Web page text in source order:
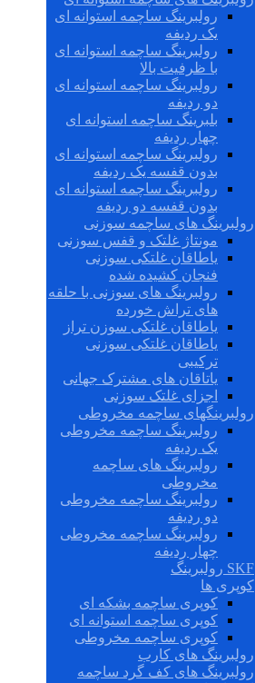
رولبرینگ ساچمه استوانه ای
یک ردیفه
رولبرینگ ساچمه استوانه ای
با ظرفیت بالا
رولبرینگ ساچمه استوانه ای
دو ردیفه
بلبرینگ ساچمه استوانه ای
چهار ردیفه
رولبرینگ ساچمه استوانه ای
بدون قفسه یک ردیفه
رولبرینگ ساچمه استوانه ای
بدون قفسه دو ردیفه
رولبرینگ های ساچمه سوزنی
مونتاژ غلتک و قفس سوزنی
یاطاقان غلتکی سوزنی
فنجان کشیده شده
رولبرینگ های سوزنی با حلقه
های تراش خورده
یاطاقان غلتکی سوزن تراز
یاطاقان غلتکی سوزنی
ترکیبی
یاتاقان های مشترک جهانی
اجزای غلتک سوزنی
رولبرینگهای ساچمه مخروطی
رولبرینگ ساچمه مخروطی
یک ردیفه
رولبرینگ های ساچمه
مخروطی
رولبرینگ ساچمه مخروطی
دو ردیفه
رولبرینگ ساچمه مخروطی
چهار ردیفه
SKF رولبرینگ
کوپری ها
کوپری ساچمه بشکه ای
کوپری ساچمه استوانه ای
کوپری ساچمه مخروطی
رولبرینگ های کارب
رولبرینگ های کف گرد ساچمه